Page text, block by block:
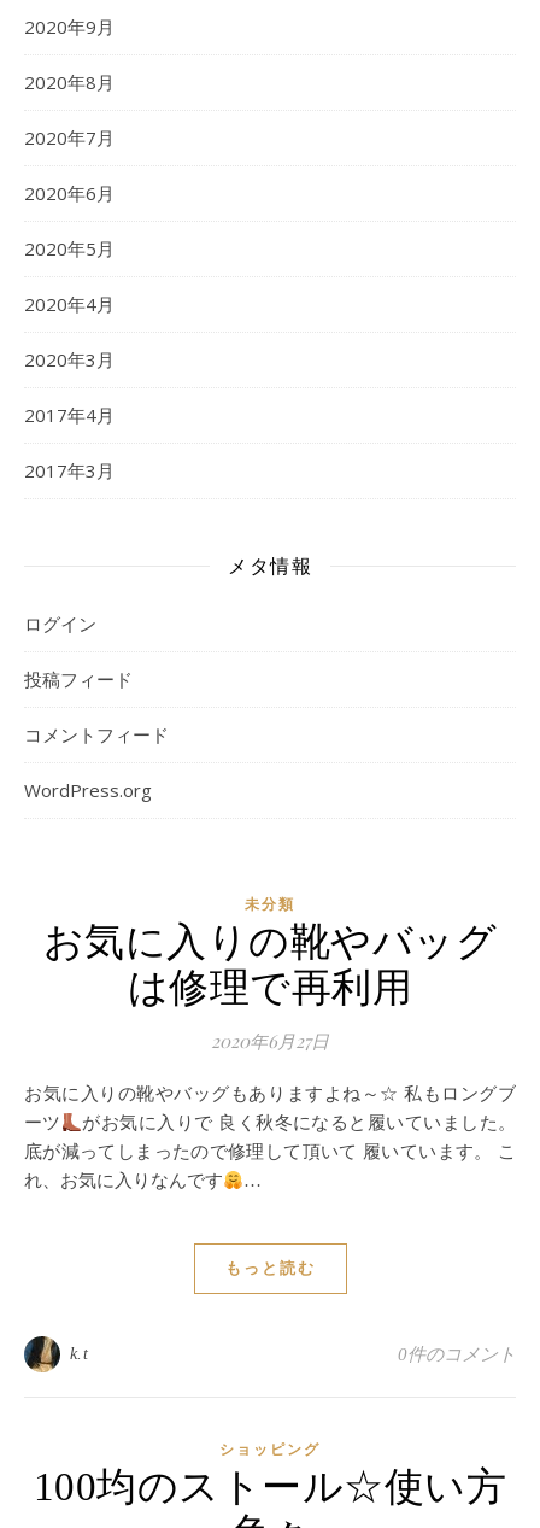
2020年9月
2020年8月
2020年7月
2020年6月
2020年5月
2020年4月
2020年3月
2017年4月
2017年3月
メタ情報
ログイン
投稿フィード
コメントフィード
WordPress.org
未分類
お気に入りの靴やバッグ
は修理で再利用
2020年6月27日
お気に入りの靴やバッグもありますよね～☆ 私もロングブ
ーツ
がお気に入りで 良く秋冬になると履いていました。
底が減ってしまったので修理して頂いて 履いています。 こ
れ、お気に入りなんです
…
もっと読む
k.t 0件のコメント
ショッピング
100均のストール☆使い方